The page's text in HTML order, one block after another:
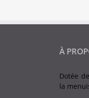
À
Dotée
la